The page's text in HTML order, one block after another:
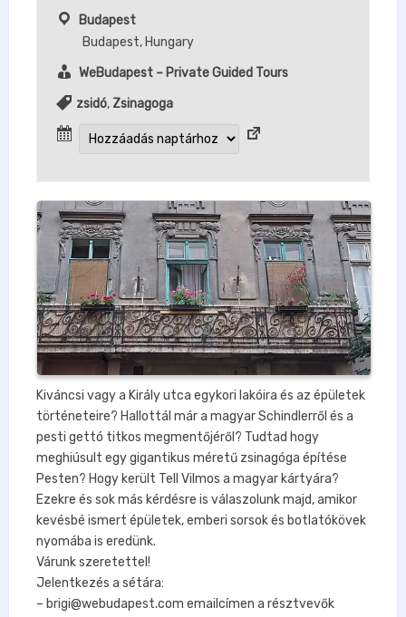
Budapest
Budapest, Hungary
WeBudapest – Private Guided Tours
zsidó, Zsinagoga
Kiváncsi vagy a Király utca egykori lakóira és az épületek
történeteire? Hallottál már a magyar Schindlerről és a
pesti gettó titkos megmentőjéről? Tudtad hogy
meghiúsult egy gigantikus méretű zsinagóga építése
Pesten? Hogy került Tell Vilmos a magyar kártyára?
Ezekre és sok más kérdésre is válaszolunk majd, amikor
kevésbé ismert épületek, emberi sorsok és botlatókövek
nyomába is eredünk.
Várunk szeretettel!
Jelentkezés a sétára:
– brigi@webudapest.com emailcímen a résztvevők